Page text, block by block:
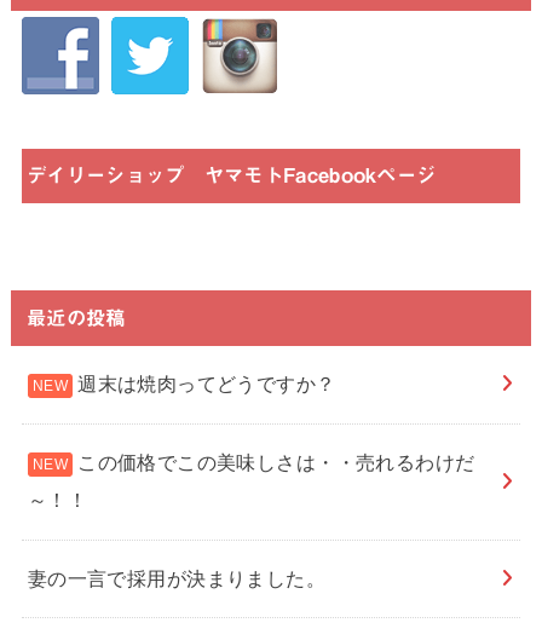
デイリーショップ ヤマモトFacebookページ
最近の投稿
週末は焼肉ってどうですか？
この価格でこの美味しさは・・売れるわけだ
～！！
妻の一言で採用が決まりました。